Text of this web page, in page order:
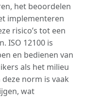
het beoordelen
implementeren
risico’s tot een
ISO 12100 is
en bedienen van
als het milieu
norm is vaak
wat